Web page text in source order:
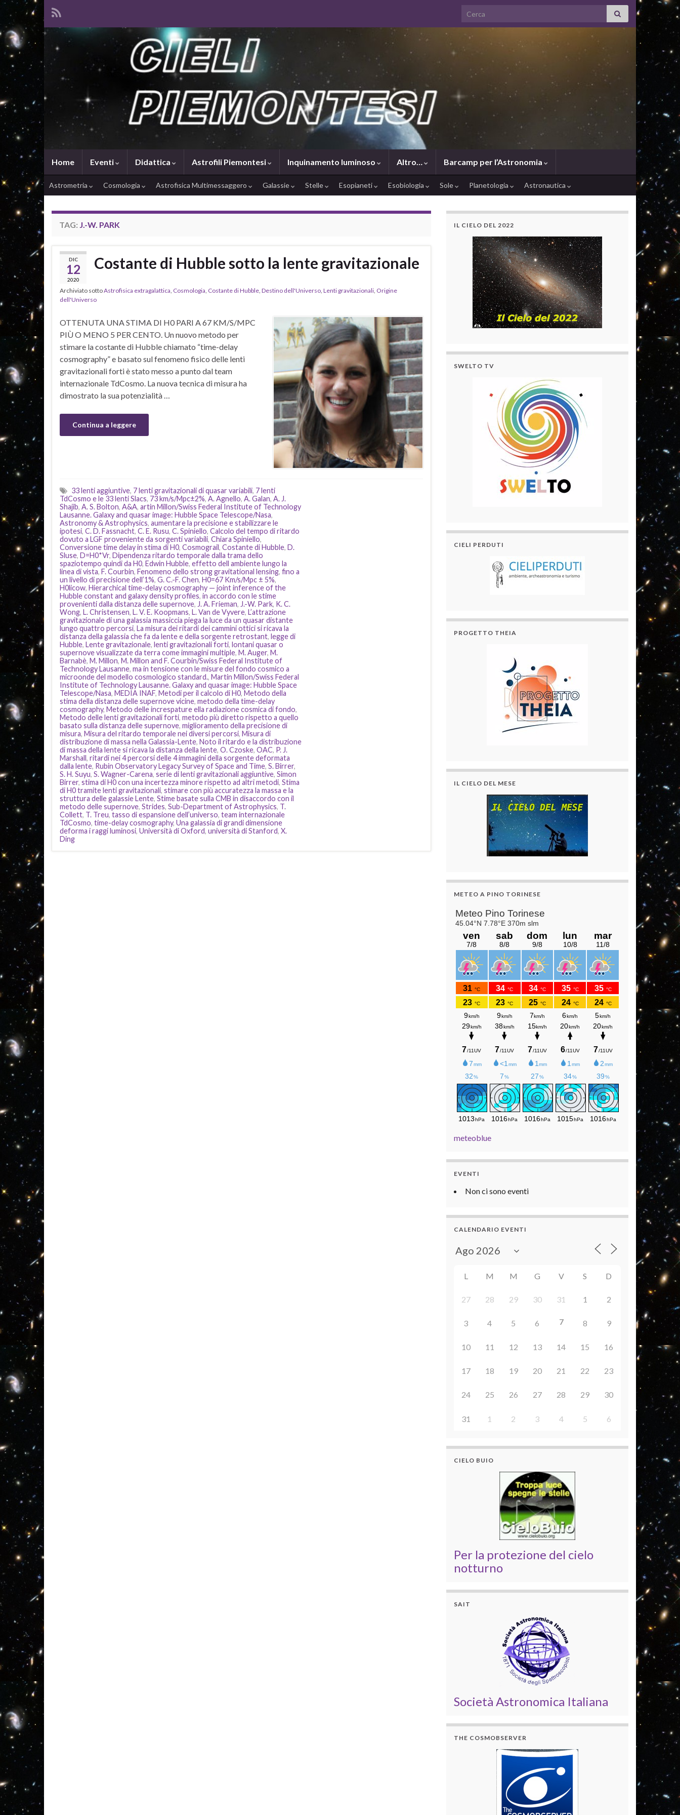
Search for:
Home Eventi Didattica Astrofili Piemontesi Inquinamento luminoso Altro… Barcamp per l’Astronomia
Astrometria Cosmologia Astrofisica Multimessaggero Galassie Stelle Esopianeti Esobiologia Sole Planetologia Astronautica
TAG: J.-W. PARK
DIC
12
2020
Costante di Hubble sotto la lente gravitazionale
Archiviato sottoAstrofisica extragalattica, Cosmologia, Costante di Hubble, Destino dell'Universo, Lenti gravitazionali, Origine
dell'Universo
OTTENUTA UNA STIMA DI H0 PARI A 67 KM/S/MPC
PIÙ O MENO 5 PER CENTO. Un nuovo metodo per
stimare la costante di Hubble chiamato “time-delay
cosmography” e basato sul fenomeno fisico delle lenti
gravitazionali forti è stato messo a punto dal team
internazionale TdCosmo. La nuova tecnica di misura ha
dimostrato la sua potenzialità …
Continua a leggere
33 lenti aggiuntive, 7 lenti gravitazionali di quasar variabili, 7 lenti
TdCosmo e le 33 lenti Slacs, 73 km/s/Mpc±2%, A. Agnello, A. Galan, A. J.
Shajib, A. S. Bolton, A&A, artin Millon/Swiss Federal Institute of Technology
Lausanne. Galaxy and quasar image: Hubble Space Telescope/Nasa,
Astronomy & Astrophysics, aumentare la precisione e stabilizzare le
ipotesi, C. D. Fassnacht, C. E. Rusu, C. Spiniello, Calcolo del tempo di ritardo
dovuto a LGF proveniente da sorgenti variabili, Chiara Spiniello,
Conversione time delay in stima di H0, Cosmograil, Costante di Hubble, D.
Sluse, D=H0*Vr, Dipendenza ritardo temporale dalla trama dello
spaziotempo quindi da H0, Edwin Hubble, effetto dell ambiente lungo la
linea di vista, F. Courbin, Fenomeno dello strong gravitational lensing, fino a
un livello di precisione dell’1%, G. C.-F. Chen, H0=67 Km/s/Mpc ± 5%,
H0licow, Hierarchical time-delay cosmography — joint inference of the
Hubble constant and galaxy density profiles, in accordo con le stime
provenienti dalla distanza delle supernove, J. A. Frieman, J.-W. Park, K. C.
Wong, L. Christensen, L. V. E. Koopmans, L. Van de Vyvere, L’attrazione
gravitazionale di una galassia massiccia piega la luce da un quasar distante
lungo quattro percorsi, La misura dei ritardi dei cammini ottici si ricava la
distanza della galassia che fa da lente e della sorgente retrostant, legge di
Hubble, Lente gravitazionale, lenti gravitazionali forti, lontani quasar o
supernove visualizzate da terra come immagini multiple, M. Auger, M.
Barnabè, M. Millon, M. Millon and F. Courbin/Swiss Federal Institute of
Technology Lausanne, ma in tensione con le misure del fondo cosmico a
microonde del modello cosmologico standard., Martin Millon/Swiss Federal
Institute of Technology Lausanne. Galaxy and quasar image: Hubble Space
Telescope/Nasa, MEDIA INAF, Metodi per il calcolo di H0, Metodo della
stima della distanza delle supernove vicine, metodo della time-delay
cosmography, Metodo delle increspature ella radiazione cosmica di fondo,
Metodo delle lenti gravitazionali forti, metodo più diretto rispetto a quello
basato sulla distanza delle supernove, miglioramento della precisione di
misura, Misura del ritardo temporale nei diversi percorsi, Misura di
distribuzione di massa nella Galassia-Lente, Noto il ritardo e la distribuzione
di massa della lente si ricava la distanza della lente, O. Czoske, OAC, P. J.
Marshall, ritardi nei 4 percorsi delle 4 immagini della sorgente deformata
dalla lente, Rubin Observatory Legacy Survey of Space and Time, S. Birrer,
S. H. Suyu, S. Wagner-Carena, serie di lenti gravitazionali aggiuntive, Simon
Birrer, stima di H0 con una incertezza minore rispetto ad altri metodi, Stima
di H0 tramite lenti gravitazionali, stimare con più accuratezza la massa e la
struttura delle galassie Lente, Stime basate sulla CMB in disaccordo con il
metodo delle supernove, Strides, Sub-Department of Astrophysics, T.
Collett, T. Treu, tasso di espansione dell’universo, team internazionale
TdCosmo, time-delay cosmography, Una galassia di grandi dimensione
deforma i raggi luminosi, Università di Oxford, università di Stanford, X.
Ding
IL CIELO DEL 2022
SWELTO TV
CIELI PERDUTI
PROGETTO THEIA
IL CIELO DEL MESE
METEO A PINO TORINESE
meteoblue
EVENTI
Non ci sono eventi
CALENDARIO EVENTI
L M M G V S D
27 28 29 30 31 1 2
3 4 5 6 7 8 9
10 11 12 13 14 15 16
17 18 19 20 21 22 23
24 25 26 27 28 29 30
31 1 2 3 4 5 6
CIELO BUIO
Per la protezione del cielo
notturno
SAIT
Società Astronomica Italiana
THE COSMOBSERVER